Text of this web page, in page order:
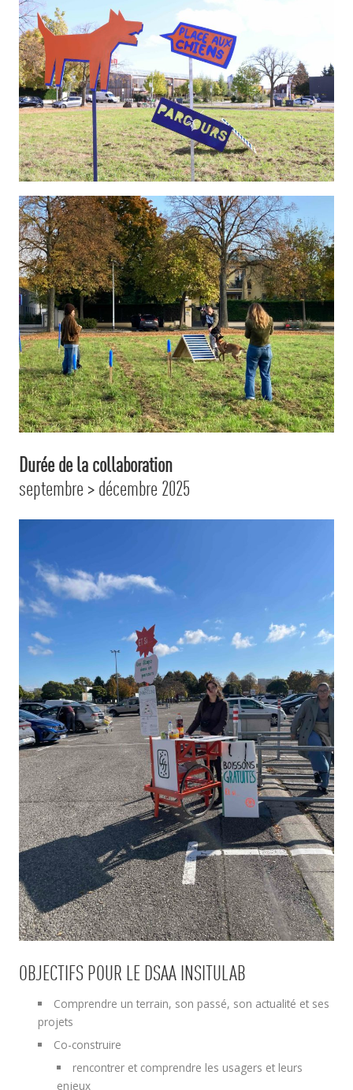
Durée de la collaboration
septembre > décembre 2025
OBJECTIFS POUR LE DSAA INSITULAB
Comprendre un terrain, son passé, son actualité et ses
projets
Co-construire
rencontrer et comprendre les usagers et leurs
enjeux